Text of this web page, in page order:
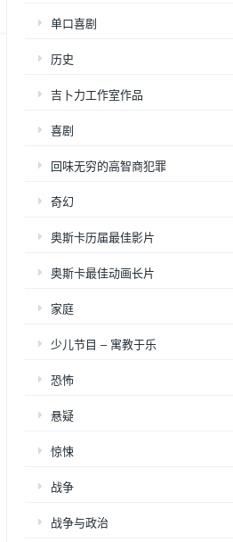
单口喜剧
历史
吉卜力工作室作品
喜剧
回味无穷的高智商犯罪
奇幻
奥斯卡历届最佳影片
奥斯卡最佳动画长片
家庭
少儿节目 – 寓教于乐
恐怖
悬疑
惊悚
战争
战争与政治